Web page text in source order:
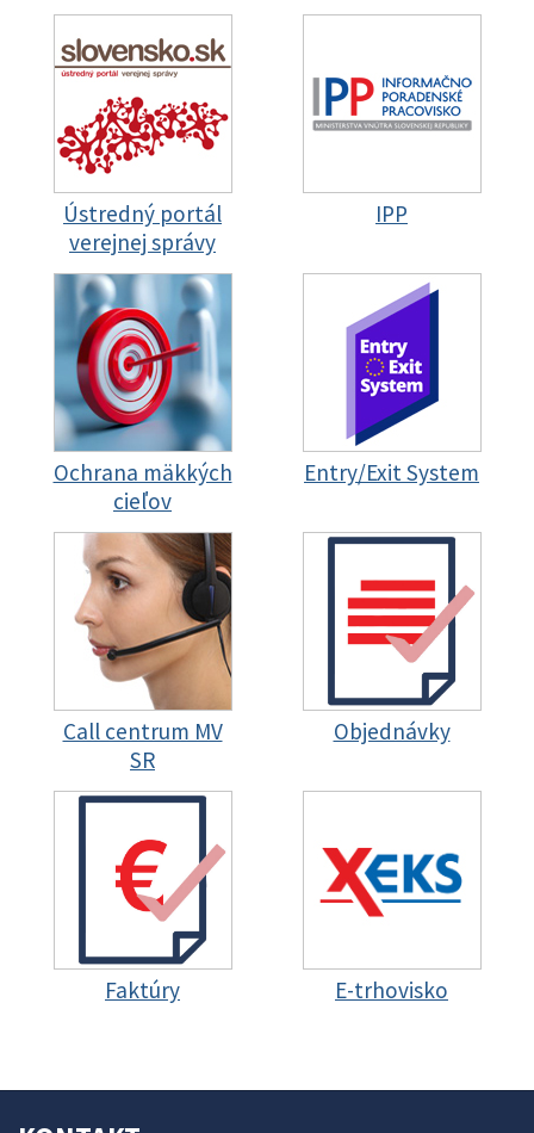
Ústredný portál
verejnej správy
IPP
Ochrana mäkkých
cieľov
Entry/Exit System
Call centrum MV
SR
Objednávky
Faktúry E-trhovisko